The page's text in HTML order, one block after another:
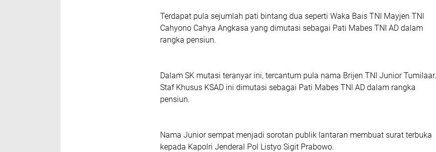
Terdapat pula sejumlah pati bintang dua seperti Waka Bais TNI Mayjen TNI
Cahyono Cahya Angkasa yang dimutasi sebagai Pati Mabes TNI AD dalam
rangka pensiun.
Dalam SK mutasi teranyar ini, tercantum pula nama Brijen TNI Junior Tumilaar.
Staf Khusus KSAD ini dimutasi sebagai Pati Mabes TNI AD dalam rangka
pensiun.
Nama Junior sempat menjadi sorotan publik lantaran membuat surat terbuka
kepada Kapolri Jenderal Pol Listyo Sigit Prabowo.